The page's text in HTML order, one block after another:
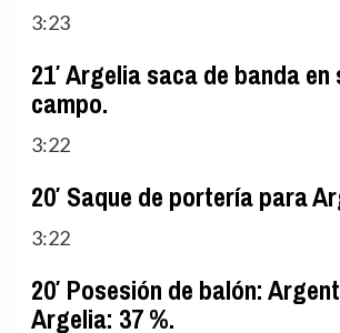
3:23
21′ Argelia saca de banda
campo.
3:22
20′ Saque de portería para
3:22
20′ Posesión de balón:
Argelia: 37 %.